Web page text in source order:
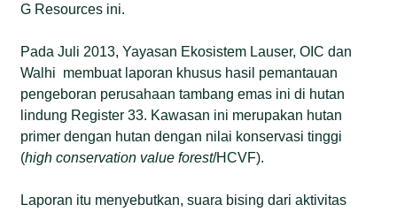
G Resources ini.
Pada Juli 2013, Yayasan Ekosistem Lauser, OIC dan
Walhi membuat laporan khusus hasil pemantauan
pengeboran perusahaan tambang emas ini di hutan
lindung Register 33. Kawasan ini merupakan hutan
primer dengan hutan dengan nilai konservasi tinggi
(high conservation value forest/HCVF).
Laporan itu menyebutkan, suara bising dari aktivitas